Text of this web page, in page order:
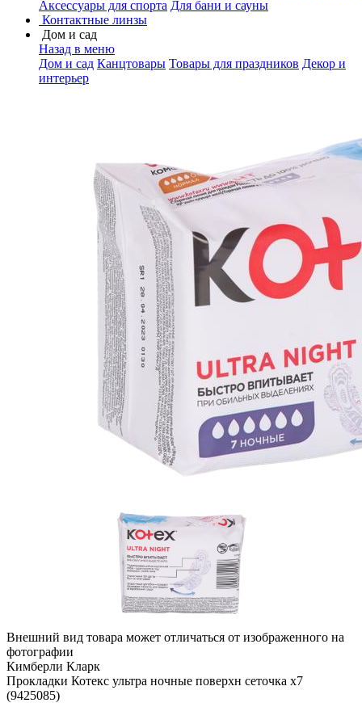
Аксессуары для спорта Для бани и сауны
Контактные линзы
Дом и сад
Назад в меню
Дом и сад Канцтовары Товары для праздников Декор и
интерьер
Внешний вид товара может отличаться от изображенного на
фотографии
Кимберли Кларк
Прокладки Котекс ультра ночные поверхн сеточка x7
(9425085)